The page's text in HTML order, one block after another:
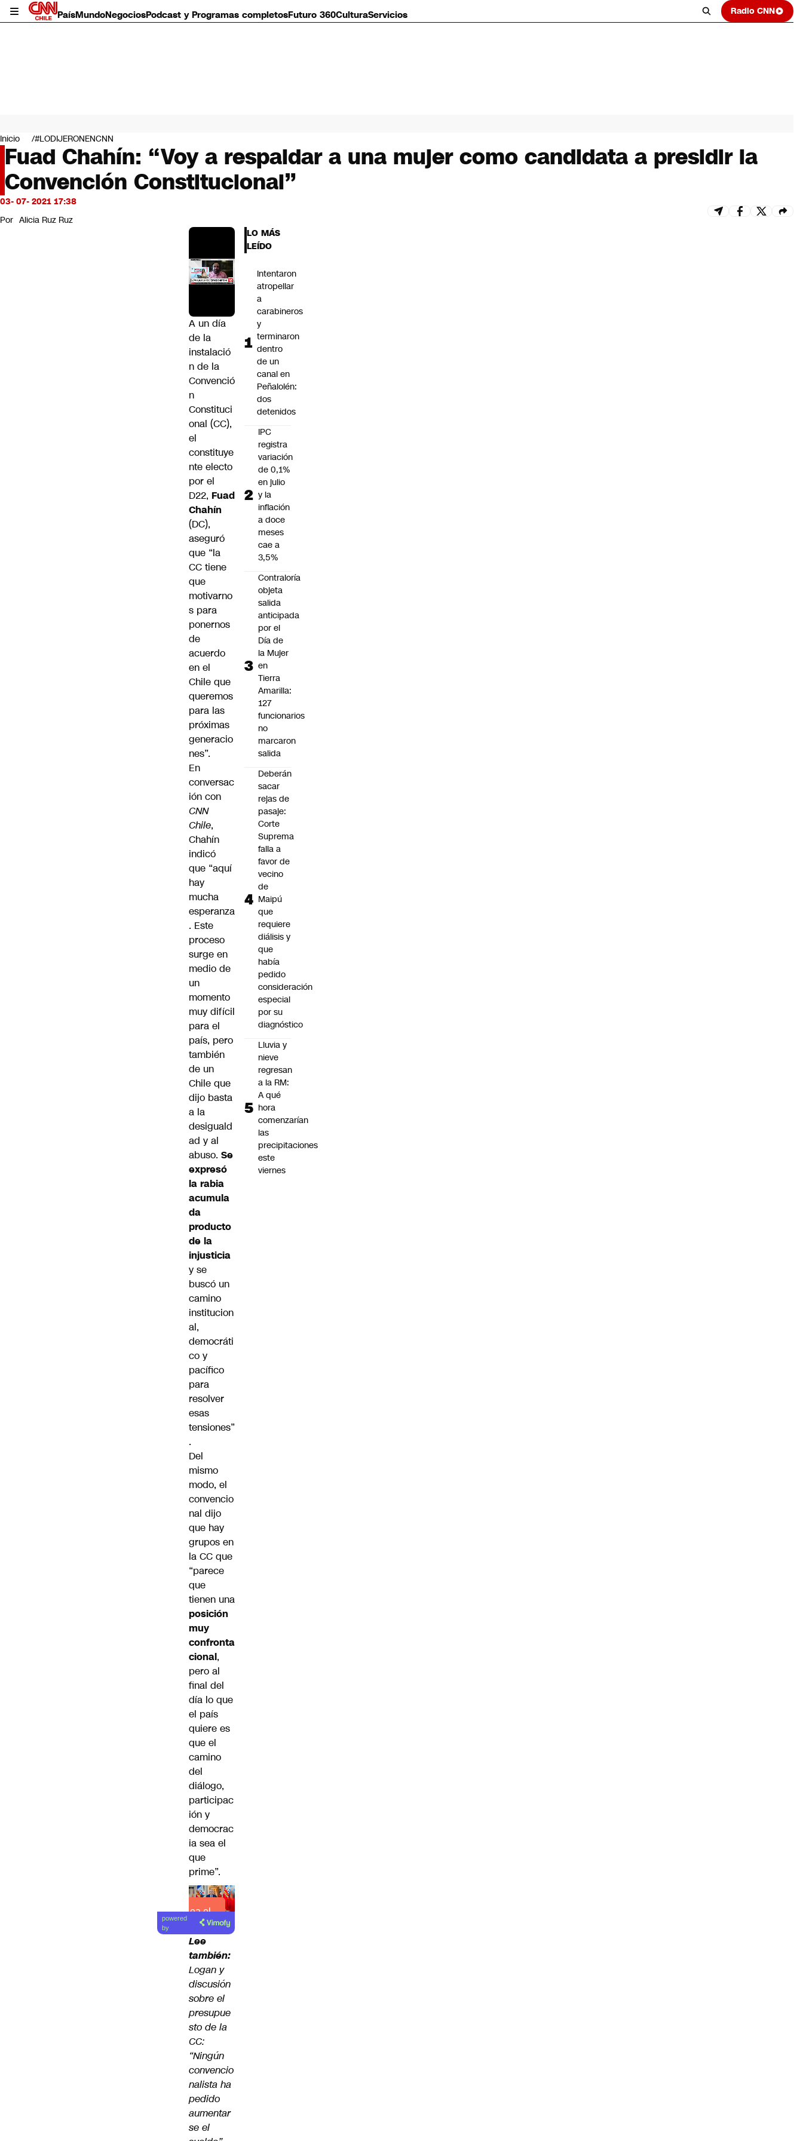
PaísMundoNegociosPodcast y Programas completosFuturo 360CulturaServicios Radio CNN
Mundo
Negocios
Deportes
Programas completos
Cultura
Servicios
Bits
CNN Data
Inicio #LODIJERONENCNN
Fuad Chahín: “Voy a respaldar a una mujer como candidata a presidir la
Convención Constitucional”
03- 07- 2021 17:38
Por Alicia Ruz Ruz
A un día
de la
instalació
n de la
Convenció
n
Constituci
onal (CC),
el
constituye
nte electo
por el
D22, Fuad
Chahín
(DC),
aseguró
que “la
CC tiene
que
motivarno
s para
ponernos
de
acuerdo
en el
Chile que
queremos
para las
próximas
generacio
nes”.
En
conversac
ión con
CNN
Chile,
Chahín
indicó
que “aquí
hay
mucha
esperanza
. Este
proceso
surge en
medio de
un
momento
muy difícil
para el
país, pero
también
de un
Chile que
dijo basta
a la
desiguald
ad y al
abuso. Se
expresó
la rabia
acumula
da
producto
de la
injusticia
y se
buscó un
camino
institucion
al,
democráti
co y
pacífico
para
resolver
esas
tensiones”
.
Del
mismo
modo, el
convencio
nal dijo
que hay
grupos en
la CC que
“parece
que
tienen una
posición
muy
confronta
cional,
pero al
final del
día lo que
el país
quiere es
que el
camino
del
diálogo,
participac
ión y
democrac
ia sea el
que
prime”.
Lea el
artículo
powered
by
Lee
también:
Logan y
discusión
sobre el
presupue
sto de la
CC:
“Ningún
convencio
nalista ha
pedido
aumentar
se el
LO MÁS
LEÍDO
Intentaron
atropellar
a
carabineros
y
terminaron
dentro
de un
canal en
Peñalolén:
dos
detenidos
IPC
registra
variación
de 0,1%
en julio
y la
inflación
a doce
meses
cae a
3,5%
Contraloría
objeta
salida
anticipada
por el
Día de
la Mujer
en
Tierra
Amarilla:
127
funcionarios
no
marcaron
salida
Deberán
sacar
rejas de
pasaje:
Corte
Suprema
falla a
favor de
vecino
de
Maipú
que
requiere
diálisis y
que
había
pedido
consideración
especial
por su
diagnóstico
Lluvia y
nieve
regresan
a la RM:
A qué
hora
comenzarían
las
precipitaciones
este
viernes